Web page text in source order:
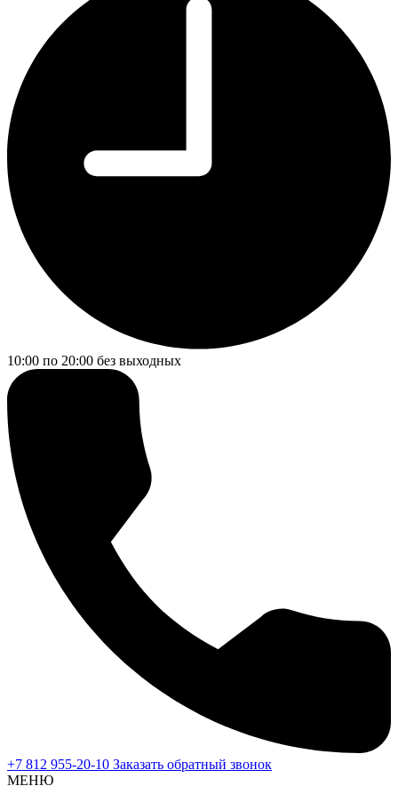
10:00 по 20:00 без выходных
+7 812 955-20-10 Заказать обратный звонок
МЕНЮ